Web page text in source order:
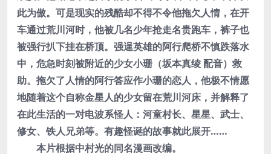
此为傲。可是现实的残酷却不得不令他拖欠人情，在开
车通过荒川河时，他被几名少年抢走名贵跑车，裤子也
被强行扒下挂在桥顶。强逞英雄的阿行爬桥不慎跌落水
中，危急时刻被附近的少女小珊（坂本真绫 配音）救
助。拖欠了人情的阿行答应作小珊的恋人，他极不情愿
地随着这个自称金星人的少女留在荒川河床，并解释了
在此生活的一对电波系怪人：河童村长、星星、武士、
修女、铁人兄弟等。有趣怪诞的故事就此展开……
本片根据中村光的同名漫画改编。